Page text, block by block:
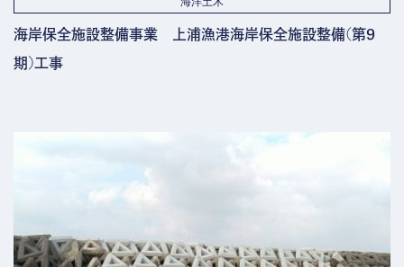
海岸保全施設整備事業 上浦漁港海岸保全施設整備(第9
期)工事